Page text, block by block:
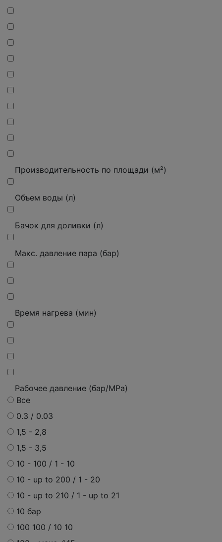
Производительность по площади (м²)
Объем воды (л)
Бачок для доливки (л)
Макс. давление пара (бар)
Время нагрева (мин)
Рабочее давление (бар/MPa)
Все
0.3 / 0.03
1,5 - 2,8
1,5 - 3,5
10 - 100 / 1 - 10
10 - up to 200 / 1 - 20
10 - up to 210 / 1 - up to 21
10 бар
100 100 / 10 10